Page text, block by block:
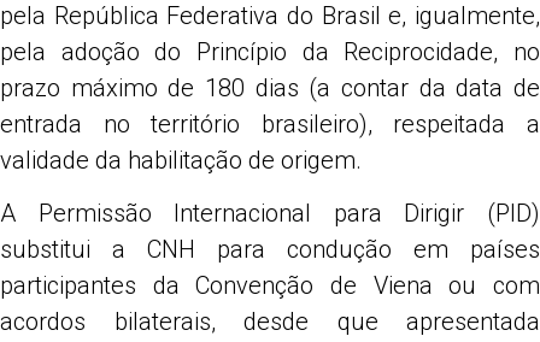
pela República Federativa do Brasil e, igualmente,
pela adoção do Princípio da Reciprocidade, no
prazo máximo de 180 dias (a contar da data de
entrada no território brasileiro), respeitada a
validade da habilitação de origem.
A Permissão Internacional para Dirigir (PID)
substitui a CNH para condução em países
participantes da Convenção de Viena ou com
acordos bilaterais, desde que apresentada